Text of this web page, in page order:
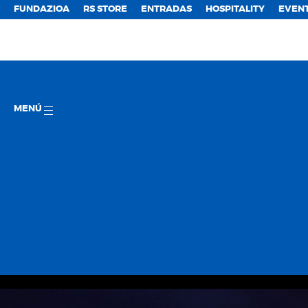
FUNDAZIOA RS STORE ENTRADAS HOSPITALITY
MENÚ